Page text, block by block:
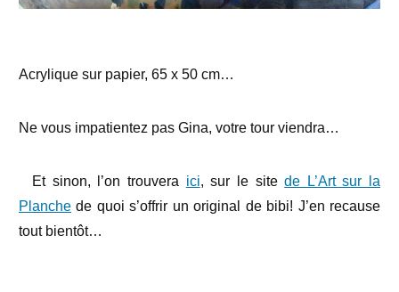
Acrylique sur papier, 65 x 50 cm…
Ne vous impatientez pas Gina, votre tour viendra…
Et sinon, l’on trouvera ici, sur le sitede L’Art sur la
Planche de quoi s’offrir un original de bibi! J’en recause
tout bientôt…